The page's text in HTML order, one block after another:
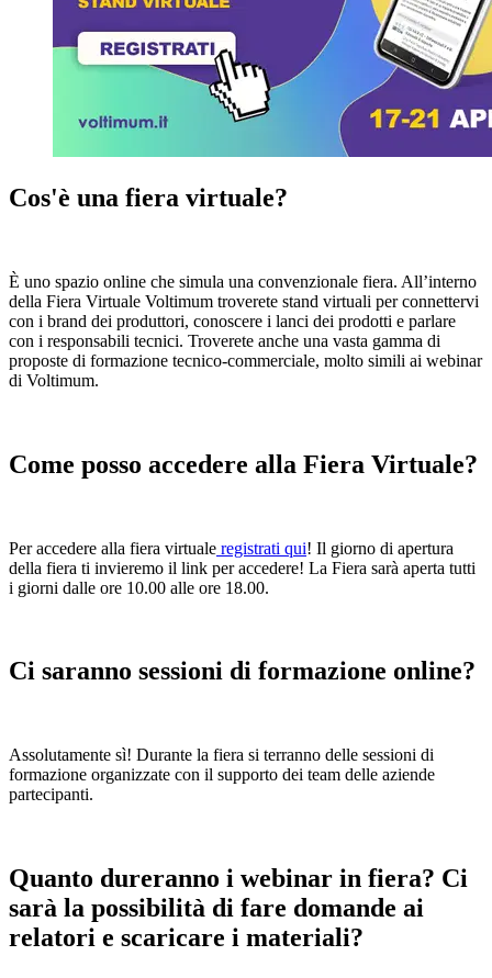
Cos'è una fiera virtuale?
È uno spazio online che simula una convenzionale fiera. All’interno
della Fiera Virtuale Voltimum troverete stand virtuali per connettervi
con i brand dei produttori, conoscere i lanci dei prodotti e parlare
con i responsabili tecnici. Troverete anche una vasta gamma di
proposte di formazione tecnico-commerciale, molto simili ai webinar
di Voltimum.
Come posso accedere alla Fiera Virtuale?
Per accedere alla fiera virtuale registrati qui! Il giorno di apertura
della fiera ti invieremo il link per accedere! La Fiera sarà aperta tutti
i giorni dalle ore 10.00 alle ore 18.00.
Ci saranno sessioni di formazione online?
Assolutamente sì! Durante la fiera si terranno delle sessioni di
formazione organizzate con il supporto dei team delle aziende
partecipanti.
Quanto dureranno i webinar in fiera? Ci
sarà la possibilità di fare domande ai
relatori e scaricare i materiali?